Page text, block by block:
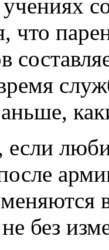
что
если
не без